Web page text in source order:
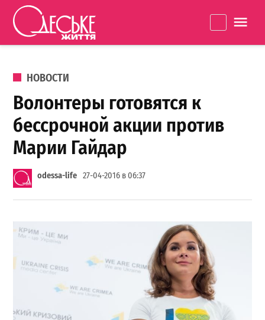
Перейти к содержанию
життя
ОПУБЛИКОВАНО В
НОВОСТИ
Волонтеры готовятся к
бессрочной акции против
Марии Гайдар
odessa-life 27-04-2016 в 06:37